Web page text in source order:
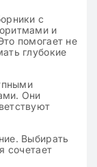
с
и
помогает не
глубокие
Они
Выбирать
сочетает